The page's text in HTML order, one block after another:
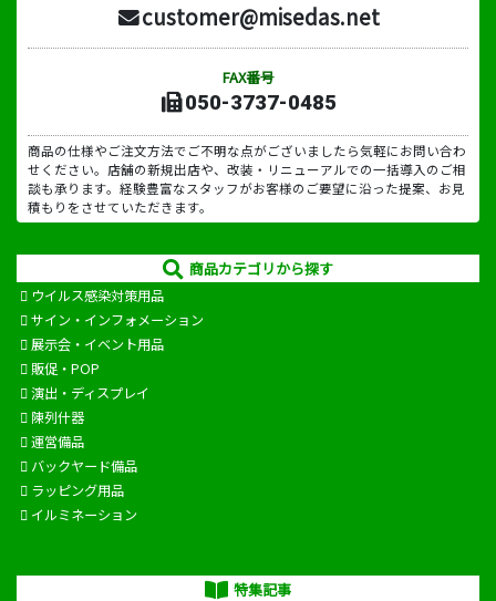
customer@misedas.net
FAX番号
050-3737-0485
商品の仕様やご注文方法でご不明な点がございましたら気軽にお問い合わ
せください。店舗の新規出店や、改装・リニューアルでの一括導入のご相
談も承ります。経験豊富なスタッフがお客様のご要望に沿った提案、お見
積もりをさせていただきます。
商品カテゴリから探す
ウイルス感染対策用品
サイン・インフォメーション
展示会・イベント用品
販促・POP
演出・ディスプレイ
陳列什器
運営備品
バックヤード備品
ラッピング用品
イルミネーション
特集記事